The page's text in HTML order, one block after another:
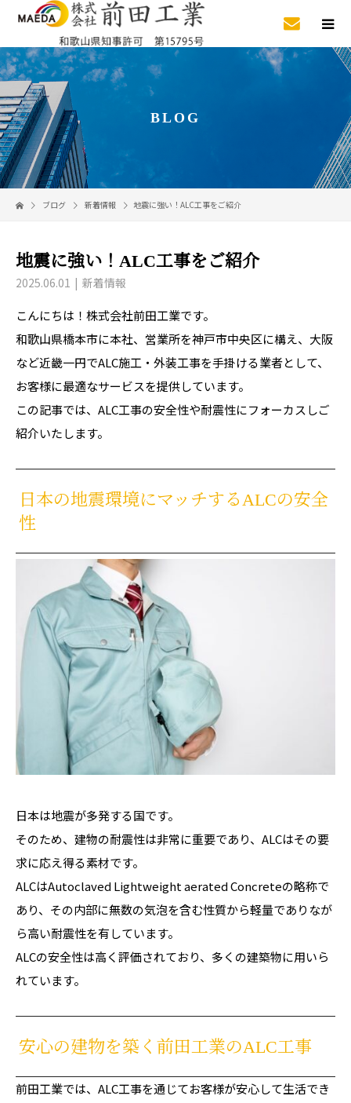
BLOG
ブログ 新着情報 地震に強い！ALC工事をご紹介
地震に強い！ALC工事をご紹介
2025.06.01 新着情報
こんにちは！株式会社前田工業です。
和歌山県橋本市に本社、営業所を神戸市中央区に構え、大阪
など近畿一円でALC施工・外装工事を手掛ける業者として、
お客様に最適なサービスを提供しています。
この記事では、ALC工事の安全性や耐震性にフォーカスしご
紹介いたします。
日本の地震環境にマッチするALCの安全
性
日本は地震が多発する国です。
そのため、建物の耐震性は非常に重要であり、ALCはその要
求に応え得る素材です。
ALCはAutoclaved Lightweight aerated Concreteの略称で
あり、その内部に無数の気泡を含む性質から軽量でありなが
ら高い耐震性を有しています。
ALCの安全性は高く評価されており、多くの建築物に用いら
れています。
安心の建物を築く前田工業のALC工事
前田工業では、ALC工事を通じてお客様が安心して生活でき